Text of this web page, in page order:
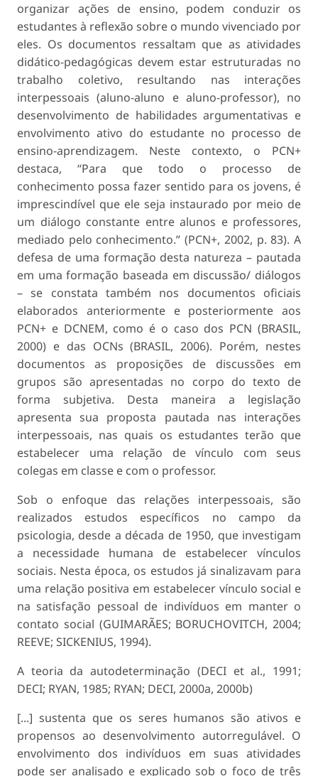
organizar ações de ensino, podem conduzir os
estudantes à reflexão sobre o mundo vivenciado por
eles. Os documentos ressaltam que as atividades
didático-pedagógicas devem estar estruturadas no
trabalho coletivo, resultando nas interações
interpessoais (aluno-aluno e aluno-professor), no
desenvolvimento de habilidades argumentativas e
envolvimento ativo do estudante no processo de
ensino-aprendizagem. Neste contexto, o PCN+
destaca, “Para que todo o processo de
conhecimento possa fazer sentido para os jovens, é
imprescindível que ele seja instaurado por meio de
um diálogo constante entre alunos e professores,
mediado pelo conhecimento.” (PCN+, 2002, p. 83). A
defesa de uma formação desta natureza – pautada
em uma formação baseada em discussão/ diálogos
– se constata também nos documentos oficiais
elaborados anteriormente e posteriormente aos
PCN+ e DCNEM, como é o caso dos PCN (BRASIL,
2000) e das OCNs (BRASIL, 2006). Porém, nestes
documentos as proposições de discussões em
grupos são apresentadas no corpo do texto de
forma subjetiva. Desta maneira a legislação
apresenta sua proposta pautada nas interações
interpessoais, nas quais os estudantes terão que
estabelecer uma relação de vínculo com seus
colegas em classe e com o professor.
Sob o enfoque das relações interpessoais, são
realizados estudos específicos no campo da
psicologia, desde a década de 1950, que investigam
a necessidade humana de estabelecer vínculos
sociais. Nesta época, os estudos já sinalizavam para
uma relação positiva em estabelecer vínculo social e
na satisfação pessoal de indivíduos em manter o
contato social (GUIMARÃES; BORUCHOVITCH, 2004;
REEVE; SICKENIUS, 1994).
A teoria da autodeterminação (DECI et al., 1991;
DECI; RYAN, 1985; RYAN; DECI, 2000a, 2000b)
[...] sustenta que os seres humanos são ativos e
propensos ao desenvolvimento autorregulável. O
envolvimento dos indivíduos em suas atividades
pode ser analisado e explicado sob o foco de três